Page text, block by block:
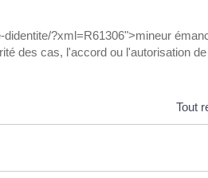
?xml=R61306">mineur
des cas, l'accord ou l'autorisation
Tout